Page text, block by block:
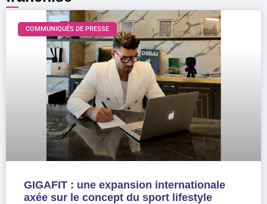
COMMUNIQUÉS DE PRESSE
GIGAFIT : une expansion internationale
axée sur le concept du sport lifestyle